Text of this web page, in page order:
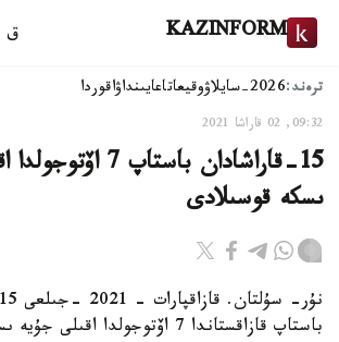
KAZINFORM ق
ترەند:2026-سايلاۋ وقيعاتاعايىنداۋاقوردا
09:32, 02 قاراشا 2021
15-قاراشادان باستاپ
ىسكە قوسىلادى
باستاپ قازاقستاندا 7 اۆتوجولدا اقىلى جۇيە ىسكە قوسىلادى.